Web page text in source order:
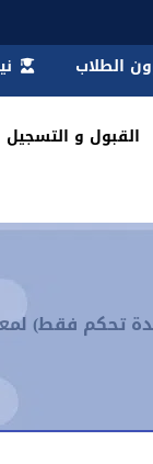
الطلاب
القبول و التسجيل
تحكم فقط)